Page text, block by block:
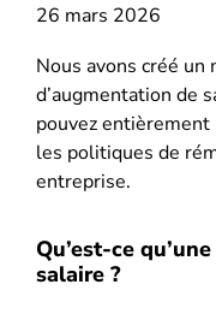
26 mars 2026
Nous avons créé
d’augmentation de
pouvez
les politiques de
entreprise.
Qu’est-ce
salaire ?